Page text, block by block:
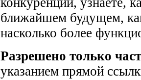
ближайшем будущем,
насколько более
Разрешено только
указанием прямой